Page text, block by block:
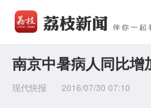
南京中暑病人同比增
现代快报 2016/07/30 07:10